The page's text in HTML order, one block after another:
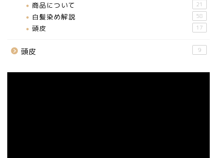
商品について 21
白髪染め解説 58
頭皮 17
頭皮 9